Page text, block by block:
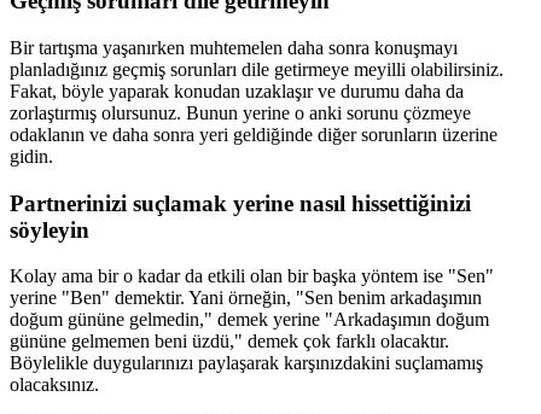
Bir tartışma yaşanırken muhtemelen daha sonra konuşmayı
planladığınız geçmiş sorunları dile getirmeye meyilli olabilirsiniz.
Fakat, böyle yaparak konudan uzaklaşır ve durumu daha da
zorlaştırmış olursunuz. Bunun yerine o anki sorunu çözmeye
odaklanın ve daha sonra yeri geldiğinde diğer sorunların üzerine
gidin.
Partnerinizi suçlamak yerine nasıl hissettiğinizi
söyleyin
Kolay ama bir o kadar da etkili olan bir başka yöntem ise "Sen"
yerine "Ben" demektir. Yani örneğin, "Sen benim arkadaşımın
doğum gününe gelmedin," demek yerine "Arkadaşımın doğum
gününe gelmemen beni üzdü," demek çok farklı olacaktır.
Böylelikle duygularınızı paylaşarak karşınızdakini suçlamamış
olacaksınız.